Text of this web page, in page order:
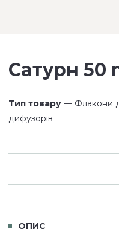
Сатурн 50
Тип товару — Флакони для
дифузорів
ОПИС